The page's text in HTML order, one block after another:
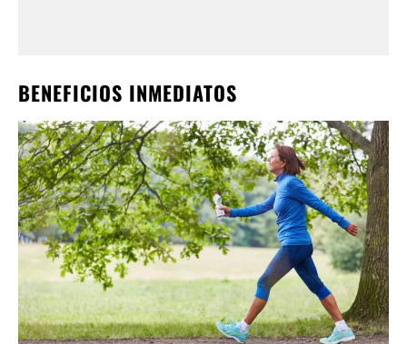
BENEFICIOS INMEDIATOS